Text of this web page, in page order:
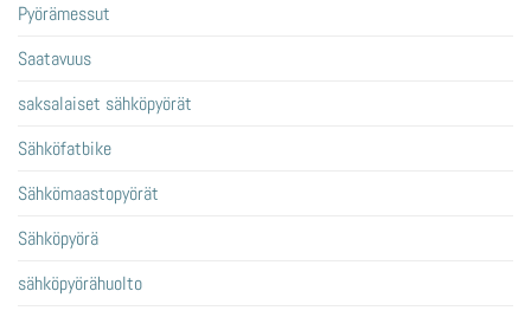
Pyörämessut
Saatavuus
saksalaiset sähköpyörät
Sähköfatbike
Sähkömaastopyörät
Sähköpyörä
sähköpyörähuolto